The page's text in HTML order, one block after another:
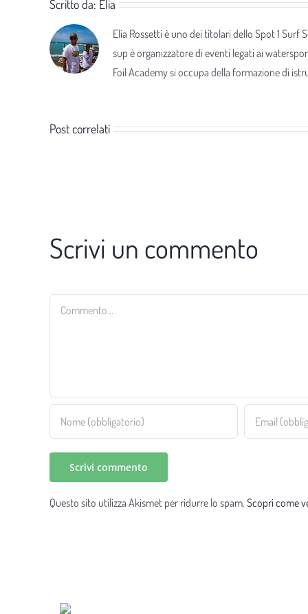
Scritto da: Elia
Elia Rossetti è uno dei titolari dello Spot 1
sup è organizzatore di eventi legati ai
Foil Academy si occupa della formazione di
Post correlati
Scrivi un commento
Commento
Questo sito utilizza Akismet per ridurre lo spam. Scopri come